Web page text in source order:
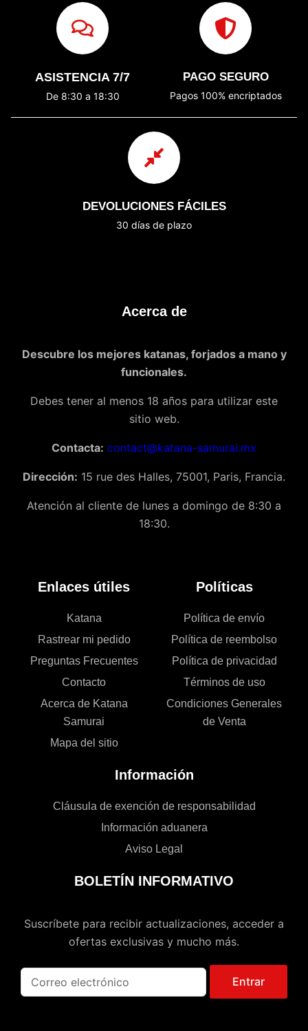
ASISTENCIA 7/7
De 8:30 a 18:30
PAGO SEGURO
Pagos 100% encriptados
DEVOLUCIONES FÁCILES
30 días de plazo
Acerca de
Descubre los mejores katanas, forjados a mano y
funcionales.
Debes tener al menos 18 años para utilizar este
sitio web.
Contacta: contact@katana-samurai.mx
Dirección: 15 rue des Halles, 75001, Paris, Francia.
Atención al cliente de lunes a domingo de 8:30 a
18:30.
Enlaces útiles
Katana
Rastrear mi pedido
Preguntas Frecuentes
Contacto
Acerca de Katana
Samurai
Mapa del sitio
Políticas
Política de envío
Política de reembolso
Política de privacidad
Términos de uso
Condiciones Generales
de Venta
Información
Cláusula de exención de responsabilidad
Información aduanera
Aviso Legal
BOLETÍN INFORMATIVO
Suscríbete para recibir actualizaciones, acceder a
ofertas exclusivas y mucho más.
Entrar